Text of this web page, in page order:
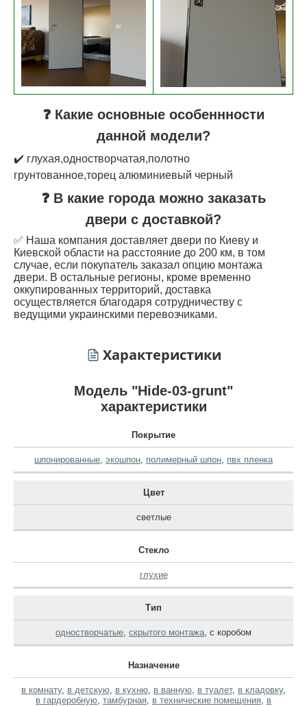
❓ Какие основные особеннности
данной модели?
✔️ глухая,одностворчатая,полотно
грунтованное,торец алюминиевый черный
❓ В какие города можно заказать
двери с доставкой?
✅ Наша компания доставляет двери по Киеву и
Киевской области на расстояние до 200 км, в том
случае, если покупатель заказал опцию монтажа
двери. В остальные регионы, кроме временно
оккупированных территорий, доставка
осуществляется благодаря сотрудничеству с
ведущими украинскими перевозчиками.
Характеристики
Модель "Hide-03-grunt"
характеристики
Покрытие
шпонированные экошпон полимерный шпон пвх пленка
Цвет
светлые
Стекло
глухие
Тип
одностворчатые скрытого монтажа с коробом
Назначение
в комнату, в детскую в кухню в ванную в туалет, в кладовку,
в гардеробную тамбурная в технические помещения в